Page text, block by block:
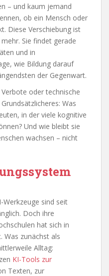
– und kaum jemand
ob ein Mensch oder
Diese Verschiebung ist
Sie findet gerade
und in
wie Bildung darauf
der Gegenwart.
oder technische
Was
in der viele kognitive
Und wie bleibt sie
wachsen – nicht
Werkzeuge sind seit
Doch ihre
hat sich in
Was zunächst als
Alltag:
KI-Tools zur
Texten, zur